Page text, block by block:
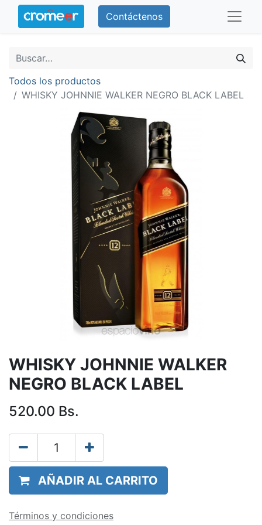
Contáctenos
Todos los productos
WHISKY JOHNNIE WALKER NEGRO BLACK LABEL
WHISKY JOHNNIE WALKER
NEGRO BLACK LABEL
520.00 Bs.
AÑADIR AL CARRITO
Términos y condiciones